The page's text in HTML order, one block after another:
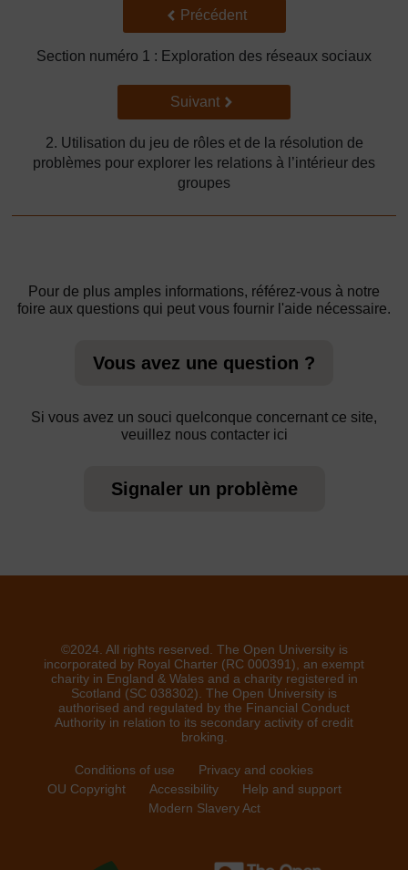
Précédent
Précédent
Section numéro 1 : Exploration des réseaux sociaux
Suivant
Suivant
2. Utilisation du jeu de rôles et de la résolution de
problèmes pour explorer les relations à l’intérieur des
groupes
Pour de plus amples informations, référez-vous à notre
foire aux questions qui peut vous fournir l'aide nécessaire.
Vous avez une question ?
Si vous avez un souci quelconque concernant ce site,
veuillez nous contacter ici
Signaler un problème
©2024. All rights reserved. The Open University is
incorporated by Royal Charter (RC 000391), an exempt
charity in England & Wales and a charity registered in
Scotland (SC 038302). The Open University is
authorised and regulated by the Financial Conduct
Authority in relation to its secondary activity of credit
broking.
Conditions of use
Privacy and cookies
OU Copyright
Accessibility
Help and support
Modern Slavery Act